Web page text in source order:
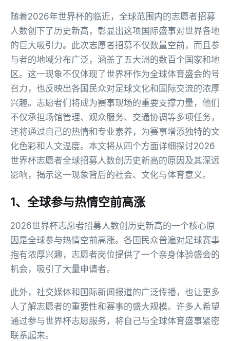
随着2026年世界杯的临近，全球范围内的志愿者招募
人数创下了历史新高，彰显出这项国际盛事对世界各地
的巨大吸引力。此次志愿者招募不仅数量空前，而且参
与者的地域分布广泛，涵盖了五大洲的数百个国家和地
区。这一现象不仅体现了世界杯作为全球体育盛会的号
召力，也反映出各国民众对足球文化和国际交流的浓厚
兴趣。志愿者们将成为赛事现场的重要支撑力量，他们
不仅承担场馆管理、观众服务、交通协调等多项任务，
还将通过自己的热情和专业素养，为赛事增添独特的文
化色彩和人文温度。本文将从四个方面详细探讨2026
世界杯志愿者全球招募人数创历史新高的原因及其深远
影响，揭示这一现象背后的社会、文化与体育意义。
1、全球参与热情空前高涨
2026世界杯志愿者招募人数创历史新高的一个核心原
因是全球参与热情空前高涨。各国民众普遍对足球赛事
抱有浓厚兴趣，志愿者岗位提供了一个亲身体验盛会的
机会，吸引了大量申请者。
此外，社交媒体和国际新闻报道的广泛传播，也让更多
人了解志愿者的重要性和赛事的盛大规模。许多人希望
通过参与世界杯志愿服务，将自己与全球体育盛事紧密
联系起来。